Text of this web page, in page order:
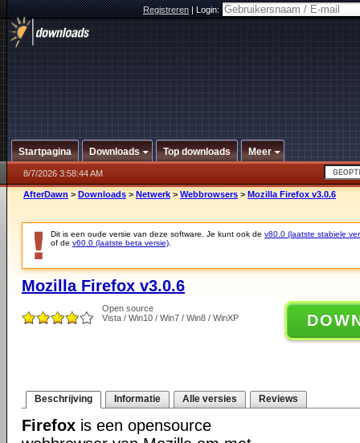
Registreren|Login:
Startpagina Downloads Top downloads Meer
8/7/2026 3:58:44 AM
AfterDawn > Downloads > Netwerk > Webbrowsers > Mozilla Firefox v3.0.6
Dit is een oude versie van deze software. Je kunt ook de v80.0 (laatste stabiele
of de v60.0 (laatste beta versie)
Mozilla Firefox v3.0.6
Open source
Vista / Win10 / Win7 / Win8 / WinXP
Beschrijving Informatie Alle versies Reviews
Firefox is een opensource